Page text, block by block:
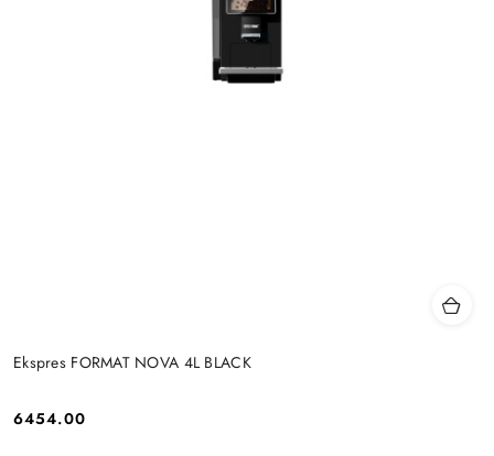
Ekspres FORMAT NOVA 4L BLACK
Cena:
6454.00